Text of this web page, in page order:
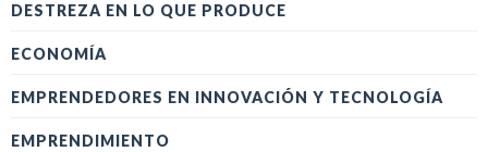
DESTREZA EN LO QUE PRODUCE
ECONOMÍA
EMPRENDEDORES EN INNOVACIÓN Y TECNOLOGÍA
EMPRENDIMIENTO